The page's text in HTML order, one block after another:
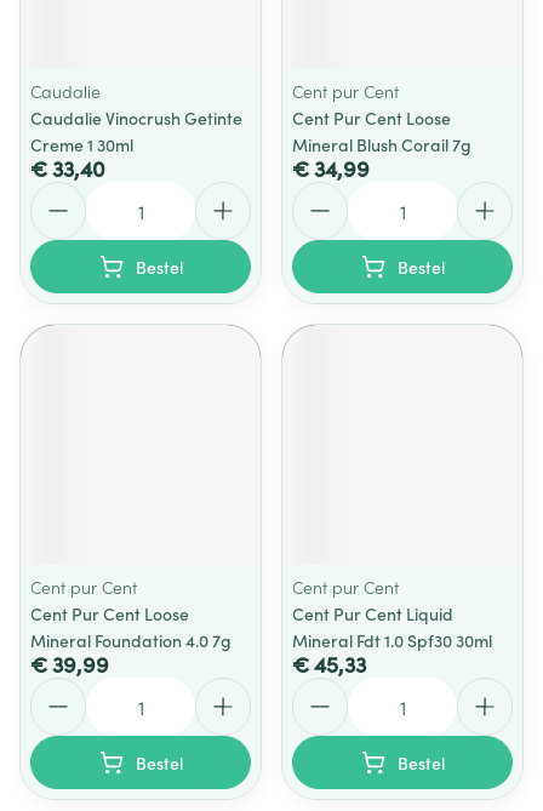
Caudalie
Caudalie Vinocrush Getinte
Creme 1 30ml
€ 33,40
Bestel
Cent pur Cent
Cent Pur Cent Loose
Mineral Blush Corail 7g
€ 34,99
Bestel
Cent pur Cent
Cent Pur Cent Loose
Mineral Foundation 4.0 7g
€ 39,99
Bestel
Cent pur Cent
Cent Pur Cent Liquid
Mineral Fdt 1.0 Spf30 30ml
€ 45,33
Bestel